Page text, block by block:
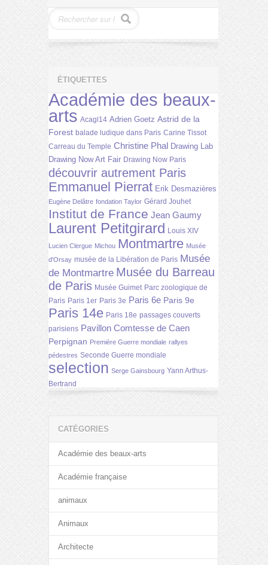
ÉTIQUETTES
Académie des beaux-
arts Acagl14 Adrien Goetz Astrid de la
Forest balade ludique dans Paris Carine Tissot
Carreau du Temple Christine Phal Drawing Lab
Drawing Now Art Fair Drawing Now Paris
découvrir autrement Paris
Emmanuel Pierrat Erik Desmazières
Eugène Delâtre fondation Taylor Gérard Jouhet
Institut de France Jean Gaumy
Laurent Petitgirard Louis XIV
Lucien Clergue Michou Montmartre Musée
d'Orsay musée de la Libération de Paris Musée
de Montmartre Musée du Barreau
de Paris Musée Guimet Parc zoologique de
Paris Paris 1er Paris 3e Paris 6e Paris 9e
Paris 14e Paris 18e passages couverts
parisiens Pavillon Comtesse de Caen
Perpignan Première Guerre mondiale rallyes
pédestres Seconde Guerre mondiale
selection Serge Gainsbourg Yann Arthus-
Bertrand
CATÉGORIES
Académie des beaux-arts
Académie française
animaux
Animaux
Architecte